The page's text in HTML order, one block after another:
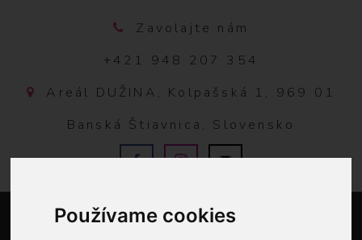
Používame cookies
Zavolajte nám
+421 948 207 354
Areál DUŽINA, Kolpašská 1, 969 01
Banská Štiavnica, Slovensko